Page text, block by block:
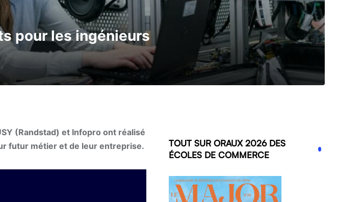
pour les ingénieurs
(Randstad) et Infopro ont réalisé
futur métier et de leur entreprise.
TOUT SUR ORAUX 2026 DES
ÉCOLES DE COMMERCE